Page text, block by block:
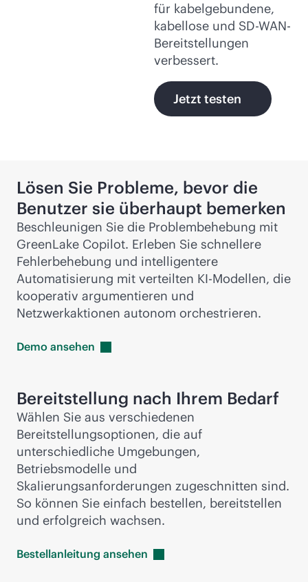
für kabelgebundene,
kabellose und SD-WAN-
Bereitstellungen
verbessert.
Jetzt testen
Lösen Sie Probleme, bevor die
Benutzer sie überhaupt bemerken
Beschleunigen Sie die Problembehebung mit
GreenLake Copilot. Erleben Sie schnellere
Fehlerbehebung und intelligentere
Automatisierung mit verteilten KI-Modellen, die
kooperativ argumentieren und
Netzwerkaktionen autonom orchestrieren.
Demo ansehen
Bereitstellung nach Ihrem Bedarf
Wählen Sie aus verschiedenen
Bereitstellungsoptionen, die auf
unterschiedliche Umgebungen,
Betriebsmodelle und
Skalierungsanforderungen zugeschnitten sind.
So können Sie einfach bestellen, bereitstellen
und erfolgreich wachsen.
Bestellanleitung ansehen